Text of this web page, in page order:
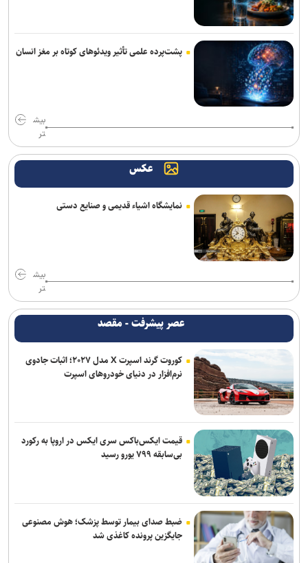
پشت‌پرده علمی تأثیر ویدئو‌های کوتاه بر مغز انسان
بیش
تر
عکس
نمایشگاه اشیاء قدیمی و صنایع دستی
بیش
تر
عصر پیشرفت - مقصد
کوروت گرند اسپرت X مدل ۲۰۲۷؛ اثبات جادوی
نرم‌افزار در دنیای خودروهای اسپرت
قیمت ایکس‌باکس سری ایکس در اروپا به رکورد
بی‌سابقه ۷۹۹ یورو رسید
ضبط صدای بیمار توسط پزشک؛ هوش مصنوعی
جایگزین پرونده کاغذی شد